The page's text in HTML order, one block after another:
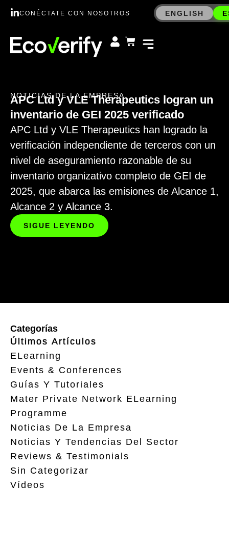
CONÉCTATE CON NOSOTROS ENGLISH
NOTICIAS DE LA EMPRESA
APC Ltd y VLE Therapeutics logran un
inventario de GEI 2025 verificado
APC Ltd y VLE Therapeutics han logrado la
verificación independiente de terceros con un
nivel de aseguramiento razonable de su
inventario organizativo completo de GEI de
2025, que abarca las emisiones de Alcance 1,
Alcance 2 y Alcance 3.
SIGUE LEYENDO
Categorías
ELearning
Events & Conferences
Guías Y Tutoriales
Mater Private Network ELearning
Programme
Noticias De La Empresa
Noticias Y Tendencias Del Sector
Reviews & Testimonials
Sin Categorizar
Vídeos
Últimos Artículos